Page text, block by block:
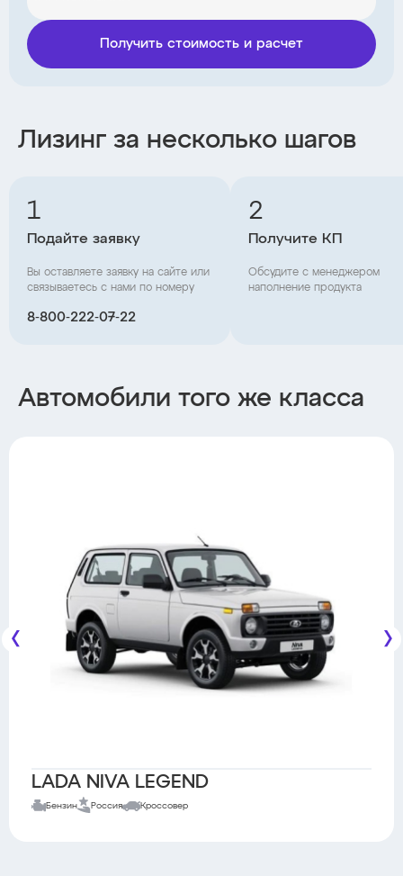
Получить стоимость и расчет
Лизинг за несколько шагов
1
Подайте заявку
Вы оставляете заявку на сайте или
связываетесь с нами по номеру
8‑800‑222‑07‑22
2
Получите КП
Обсудите с менеджером
наполнение продукта
Автомобили того же класса
LADA NIVA LEGEND
Бензин Россия Кроссовер